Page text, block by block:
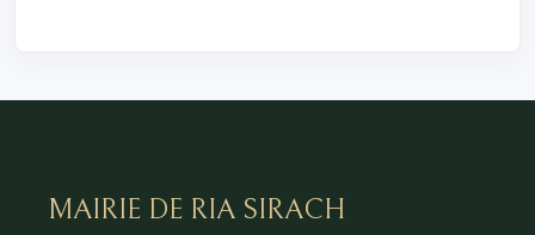
MAIRIE DE RIA SIRACH